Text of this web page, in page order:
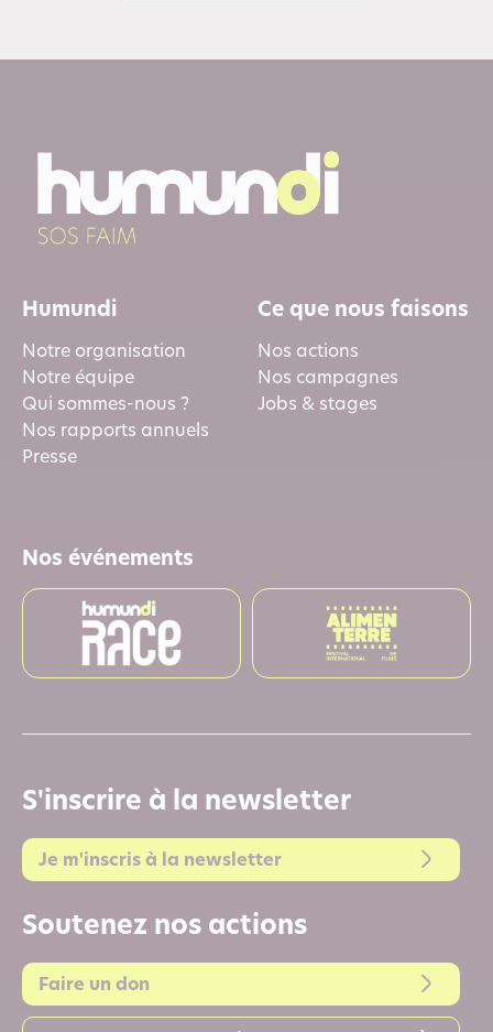
Humundi
Notre organisation
Notre équipe
Qui sommes-nous ?
Nos rapports annuels
Presse
Ce que nous faisons
Nos actions
Nos campagnes
Jobs & stages
Nos événements
S'inscrire à la newsletter
Je m'inscris à la newsletter
Soutenez nos actions
Faire un don